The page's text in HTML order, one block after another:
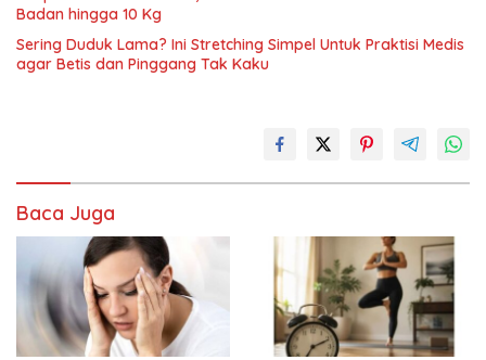
Badan hingga 10 Kg
Sering Duduk Lama? Ini Stretching Simpel Untuk Praktisi Medis
agar Betis dan Pinggang Tak Kaku
Baca Juga